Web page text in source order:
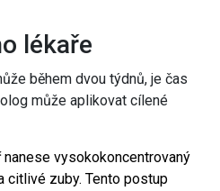
lékaře
během dvou týdnů, je čas
může aplikovat cílené
nanese vysokokoncentrovaný
citlivé zuby. Tento postup